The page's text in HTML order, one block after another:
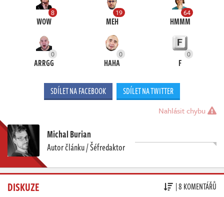
8
WOW
19
MEH
64
HMMM
0
ARRGG
0
HAHA
0
F
SDÍLET NA FACEBOOK SDÍLET NA TWITTER
Nahlásit chybu
Michal Burian
Autor článku / Šéfredaktor
DISKUZE | 8 KOMENTÁŘŮ